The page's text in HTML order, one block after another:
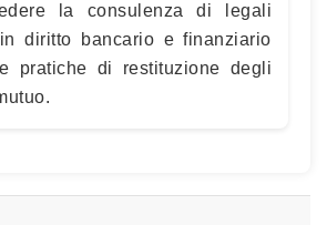
la consulenza di legali
diritto bancario e finanziario
pratiche di restituzione degli